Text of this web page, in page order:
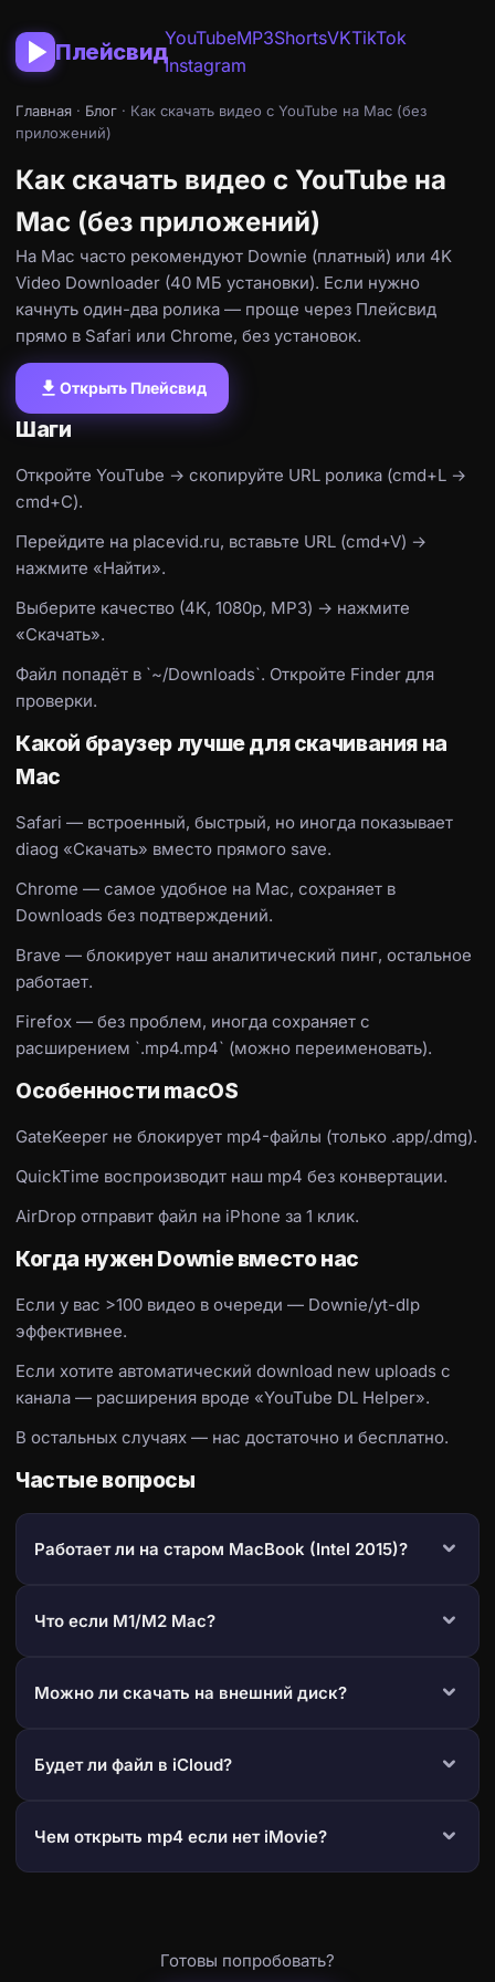
Плейсвид
YouTubeMP3ShortsVKTikTok
Instagram
Главная · Блог · Как скачать видео с YouTube на Mac (без
приложений)
Как скачать видео с YouTube на
Mac (без приложений)
На Mac часто рекомендуют Downie (платный) или 4K
Video Downloader (40 МБ установки). Если нужно
качнуть один-два ролика — проще через Плейсвид
прямо в Safari или Chrome, без установок.
download Открыть Плейсвид
Шаги
Откройте YouTube → скопируйте URL ролика (cmd+L →
cmd+C).
Перейдите на placevid.ru, вставьте URL (cmd+V) →
нажмите «Найти».
Выберите качество (4K, 1080p, MP3) → нажмите
«Скачать».
Файл попадёт в `~/Downloads`. Откройте Finder для
проверки.
Какой браузер лучше для скачивания на
Mac
Safari — встроенный, быстрый, но иногда показывает
diaog «Скачать» вместо прямого save.
Chrome — самое удобное на Mac, сохраняет в
Downloads без подтверждений.
Brave — блокирует наш аналитический пинг, остальное
работает.
Firefox — без проблем, иногда сохраняет с
расширением `.mp4.mp4` (можно переименовать).
Особенности macOS
GateKeeper не блокирует mp4-файлы (только .app/.dmg).
QuickTime воспроизводит наш mp4 без конвертации.
AirDrop отправит файл на iPhone за 1 клик.
Когда нужен Downie вместо нас
Если у вас >100 видео в очереди — Downie/yt-dlp
эффективнее.
Если хотите автоматический download new uploads с
канала — расширения вроде «YouTube DL Helper».
В остальных случаях — нас достаточно и бесплатно.
Частые вопросы
Работает ли на старом MacBook (Intel 2015)?
Что если M1/M2 Mac?
Можно ли скачать на внешний диск?
Будет ли файл в iCloud?
Чем открыть mp4 если нет iMovie?
Готовы попробовать?